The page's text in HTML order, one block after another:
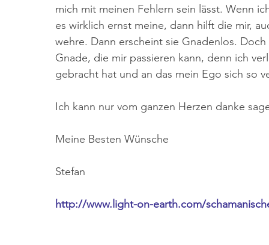
mich mit meinen Fehlern sein lässt. Wenn
es wirklich ernst meine, dann hilft die mir,
wehre. Dann erscheint sie Gnadenlos.
Gnade, die mir passieren kann, denn ich
gebracht hat und an das mein Ego sich so
Ich kann nur vom ganzen Herzen danke
Meine Besten Wünsche
Stefan
http://www.light-on-earth.com/